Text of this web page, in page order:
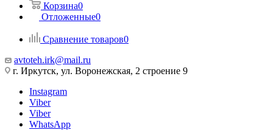
Корзина0
Отложенные0
Сравнение товаров0
avtoteh.irk@mail.ru
г. Иркутск, ул. Воронежская, 2 строение 9
Instagram
Viber
Viber
WhatsApp